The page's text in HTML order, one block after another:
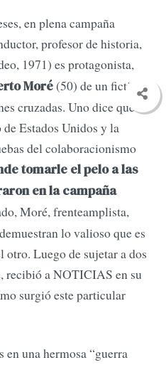
en plena campaña
profesor de historia,
1971) es protagonista,
Moré(50) de un ficticio
cruzadas. Uno dice que el
Estados Unidos y la
del colaboracionismo
tomarle el pelo a las
en la campaña
Moré, frenteamplista,
lo valioso que es
Luego de sujetar a dos
recibió a NOTICIAS en su
surgió este particular
en una hermosa “guerra